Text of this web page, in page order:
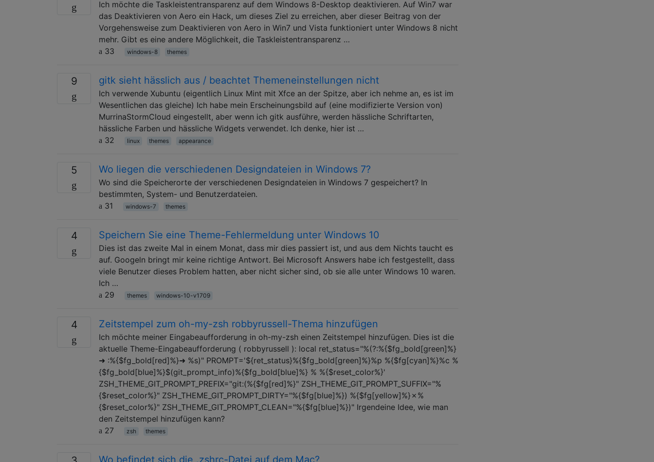
Ich möchte die Taskleistentransparenz auf dem Windows 8-Desktop deaktivieren. Auf Win7 war
das Deaktivieren von Aero ein Hack, um dieses Ziel zu erreichen, aber dieser Beitrag von der
Vorgehensweise zum Deaktivieren von Aero in Win7 und Vista funktioniert unter Windows 8 nicht
mehr. Gibt es eine andere Möglichkeit, die Taskleistentransparenz …
33
windows-8 themes
9 gitk sieht hässlich aus / beachtet Themeneinstellungen nicht
Ich verwende Xubuntu (eigentlich Linux Mint mit Xfce an der Spitze, aber ich nehme an, es ist im
Wesentlichen das gleiche) Ich habe mein Erscheinungsbild auf (eine modifizierte Version von)
MurrinaStormCloud eingestellt, aber wenn ich gitk ausführe, werden hässliche Schriftarten,
hässliche Farben und hässliche Widgets verwendet. Ich denke, hier ist …
32
linux themes appearance
5 Wo liegen die verschiedenen Designdateien in Windows 7?
Wo sind die Speicherorte der verschiedenen Designdateien in Windows 7 gespeichert? In
bestimmten, System- und Benutzerdateien.
31
windows-7 themes
4 Speichern Sie eine Theme-Fehlermeldung unter Windows 10
Dies ist das zweite Mal in einem Monat, dass mir dies passiert ist, und aus dem Nichts taucht es
auf. Googeln bringt mir keine richtige Antwort. Bei Microsoft Answers habe ich festgestellt, dass
viele Benutzer dieses Problem hatten, aber nicht sicher sind, ob sie alle unter Windows 10 waren.
Ich …
29
themes windows-10-v1709
4 Zeitstempel zum oh-my-zsh robbyrussell-Thema hinzufügen
Ich möchte meiner Eingabeaufforderung in oh-my-zsh einen Zeitstempel hinzufügen. Dies ist die
aktuelle Theme-Eingabeaufforderung ( robbyrussell ): local ret_status="%(?:%{$fg_bold[green]%}
➜ :%{$fg_bold[red]%}➜ %s)" PROMPT='${ret_status}%{$fg_bold[green]%}%p %{$fg[cyan]%}%c %
{$fg_bold[blue]%}$(git_prompt_info)%{$fg_bold[blue]%} % %{$reset_color%}'
ZSH_THEME_GIT_PROMPT_PREFIX="git:(%{$fg[red]%}" ZSH_THEME_GIT_PROMPT_SUFFIX="%
{$reset_color%}" ZSH_THEME_GIT_PROMPT_DIRTY="%{$fg[blue]%}) %{$fg[yellow]%}✗%
{$reset_color%}" ZSH_THEME_GIT_PROMPT_CLEAN="%{$fg[blue]%})" Irgendeine Idee, wie man
den Zeitstempel hinzufügen kann?
27
zsh themes
Wo befindet sich die .zshrc-Datei auf dem Mac?